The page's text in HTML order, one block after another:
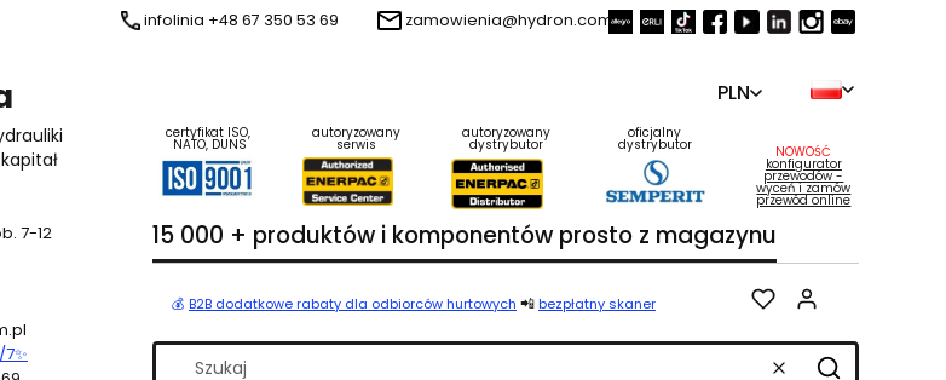
infolinia +48 67 350 53 69 zamowienia@hydron.com.pl
PLN
certyfikat ISO,
NATO, DUNS
autoryzowany
serwis
autoryzowany
dystrybutor
oficjalny
dystrybutor NOWOŚĆ
konfigurator
przewodów -
wyceń i zamów
przewód online
7-12
7✨
15 000 + produktów i komponentów prosto z magazynu
💰 B2B dodatkowe rabaty dla odbiorców hurtowych 📲 bezpłatny skaner